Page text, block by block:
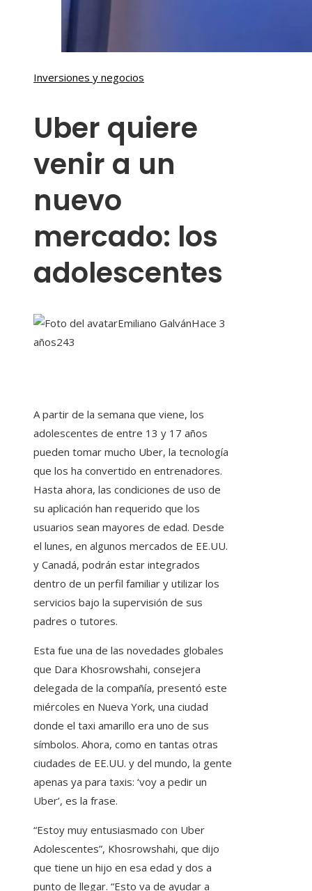
Inversiones y negocios
Uber quiere
venir a un
nuevo
mercado: los
adolescentes
Emiliano GalvánHace 3
años243
A partir de la semana que viene, los
adolescentes de entre 13 y 17 años
pueden tomar mucho Uber, la tecnología
que los ha convertido en entrenadores.
Hasta ahora, las condiciones de uso de
su aplicación han requerido que los
usuarios sean mayores de edad. Desde
el lunes, en algunos mercados de EE.UU.
y Canadá, podrán estar integrados
dentro de un perfil familiar y utilizar los
servicios bajo la supervisión de sus
padres o tutores.
Esta fue una de las novedades globales
que Dara Khosrowshahi, consejera
delegada de la compañía, presentó este
miércoles en Nueva York, una ciudad
donde el taxi amarillo era uno de sus
símbolos. Ahora, como en tantas otras
ciudades de EE.UU. y del mundo, la gente
apenas ya para taxis: ‘voy a pedir un
Uber’, es la frase.
“Estoy muy entusiasmado con Uber
Adolescentes”, Khosrowshahi, que dijo
que tiene un hijo en esa edad y dos a
punto de llegar. “Esto va de ayudar a